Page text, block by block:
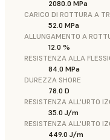
2080.0 MPa
CARICO DI ROTTURA A
52.0 MPa
ALLUNGAMENTO A
12.0 %
RESISTENZA ALLA
84.0 MPa
DUREZZA SHORE
78.0 D
RESISTENZA ALL'URTO
35.0 J/m
RESISTENZA ALL'URTO
449.0 J/m